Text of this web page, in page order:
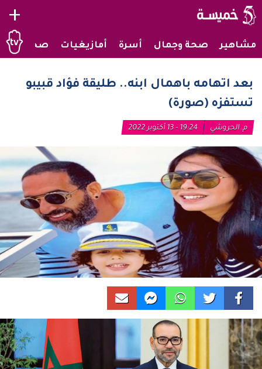
+
مشاهير صحة وجمال أسرة أمازيغيات صحراويات
بعد اتهامه باهمال ابنه.. طليقة فؤاد قبيبو
تستفزه (صورة)
م. الحروشي 19:24 - 13 أكتوبر 2022